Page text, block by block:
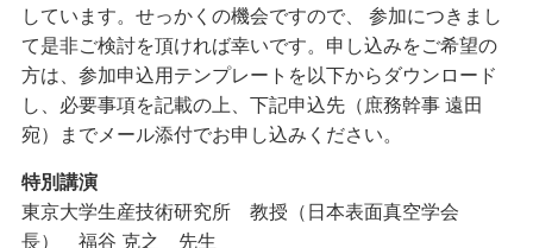
しています。せっかくの機会ですので、 参加につきまし
て是非ご検討を頂ければ幸いです。申し込みをご希望の
方は、参加申込用テンプレートを以下からダウンロード
し、必要事項を記載の上、下記申込先（庶務幹事 遠田
宛）までメール添付でお申し込みください。
特別講演
東京大学生産技術研究所 教授（日本表面真空学会
長） 福谷 克之 先生